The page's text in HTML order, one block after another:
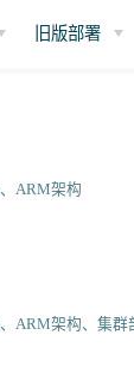
旧版部署
ARM架构
ARM架构 集群